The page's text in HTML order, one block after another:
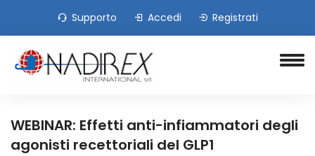
Supporto Accedi Registrati
WEBINAR: Effetti anti-infiammatori degli
agonisti recettoriali del GLP1